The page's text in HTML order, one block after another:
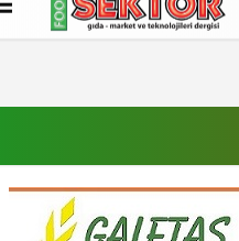
İletişim Çerez Politikası